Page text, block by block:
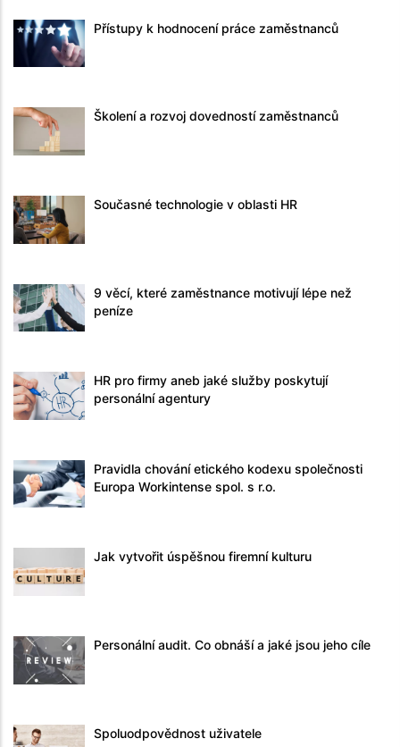
Přístupy k hodnocení práce zaměstnanců
Školení a rozvoj dovedností zaměstnanců
Současné technologie v oblasti HR
9 věcí, které zaměstnance motivují lépe než
peníze
HR pro firmy aneb jaké služby poskytují
personální agentury
Pravidla chování etického kodexu společnosti
Europa Workintense spol. s r.o.
Jak vytvořit úspěšnou firemní kulturu
Personální audit. Co obnáší a jaké jsou jeho cíle
Spoluodpovědnost uživatele